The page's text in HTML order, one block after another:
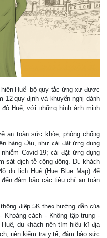
Huế, bộ quy tắc ứng xử được
12 quy định và khuyến nghị dành
Huế, với những hình ảnh minh
an toàn sức khỏe, phòng chống
hàng đầu, như cài đặt ứng dụng
Covid-19; cài đặt ứng dụng
sát dịch tễ cộng đồng. Du khách
du lịch Huế (Hue Blue Map) để
đảm bảo các tiêu chí an toàn
điệp 5K theo hướng dẫn của
Khoảng cách - Không tập trung -
du khách nên tìm hiểu kĩ địa
nên kiểm tra y tế, đảm bảo sức